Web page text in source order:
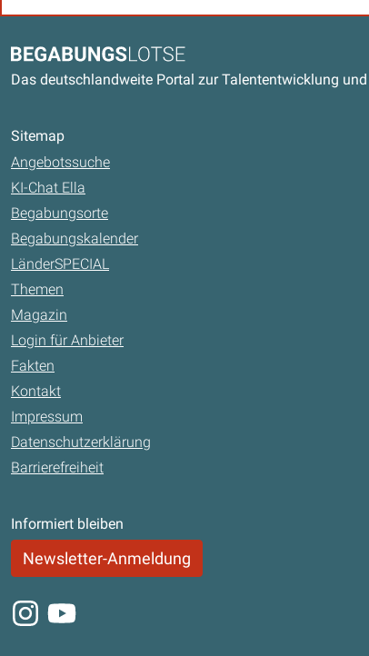
Kontaktdaten und weitere
Begabungslotse
Das deutschlandweite Portal zur Talententwicklung
Sitemap
Angebotssuche
KI-Chat Ella
Begabungsorte
Begabungskalender
LänderSPECIAL
Themen
Magazin
Login für Anbieter
Fakten
Kontakt
Impressum
Datenschutzerklärung
Barrierefreiheit
Informiert bleiben
Newsletter-Anmeldung
Instagram
Youtube